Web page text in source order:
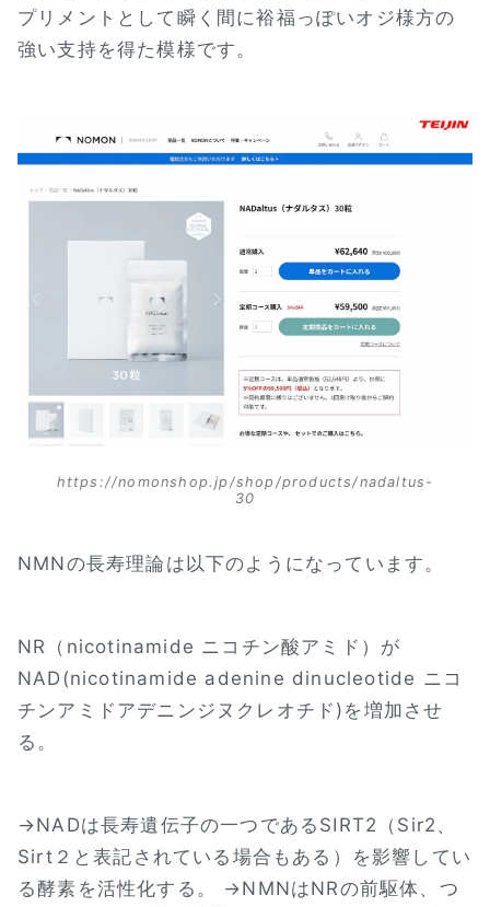
プリメントとして瞬く間に裕福っぽいオジ様方の
強い支持を得た模様です。
https://nomonshop.jp/shop/products/nadaltus-
30
NMNの長寿理論は以下のようになっています。
NR（nicotinamide ニコチン酸アミド）が
NAD(nicotinamide adenine dinucleotide ニコ
チンアミドアデニンジヌクレオチド)を増加させ
る。
→NADは長寿遺伝子の一つであるSIRT2（Sir2、
Sirt２と表記されている場合もある）を影響してい
る酵素を活性化する。 →NMNはNRの前駆体、つ